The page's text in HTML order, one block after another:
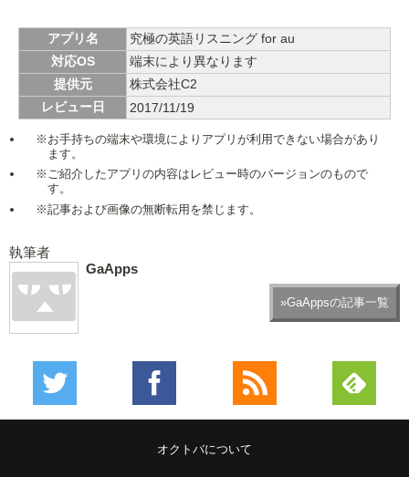
アプリ名
究極の英語リスニング for au
対応OS
端末により異なります
提供元
株式会社C2
レビュー日
2017/11/19
※お手持ちの端末や環境によりアプリが利用できない場合があり
ます。
※ご紹介したアプリの内容はレビュー時のバージョンのもので
す。
※記事および画像の無断転用を禁じます。
執筆者
GaApps
»GaAppsの記事一覧
オクトバについて